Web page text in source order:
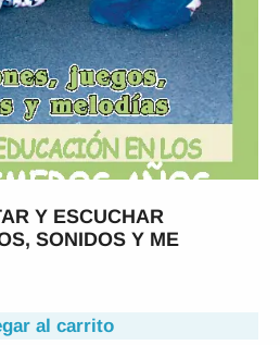
Y ESCUCHAR
SONIDOS Y ME
al carrito